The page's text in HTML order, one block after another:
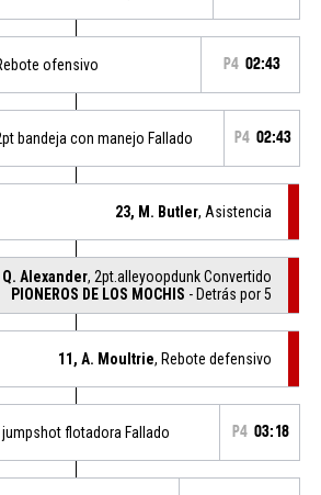
ofensivo P4 02:43
bandeja con manejo Fallado P4 02:43
23, M. Butler, Asistencia
Q. Alexander, 2pt.alleyoopdunk Convertido
PIONEROS DE LOS MOCHIS - Detrás por 5
11, A. Moultrie, Rebote defensivo
jumpshot flotadora Fallado P4 03:18